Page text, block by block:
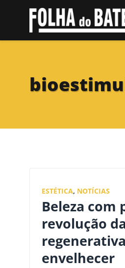
ESTÉTICA, NOTÍCIAS
Beleza com
revolução
envelhecer